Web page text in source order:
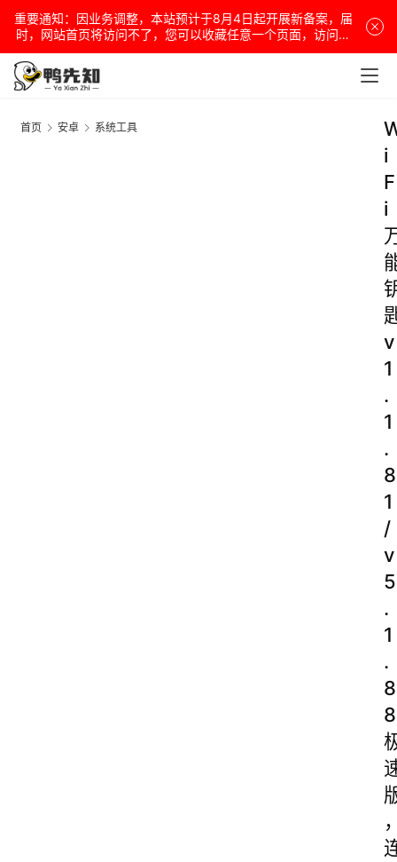
重要通知：因业务调整，本站预计于8月4日起开展新备案，届
时，网站首页将访问不了，您可以收藏任意一个页面，访问网
站！
首页 安卓 系统工具
i
F
i
v
1
.
1
.
8
1
/
v
5
.
1
.
8
8